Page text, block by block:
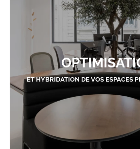
ET HYBRIDATION DE VOS ESPACES